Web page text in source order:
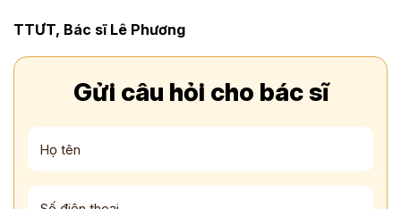
TTƯT, Bác sĩ Lê Phương
Gửi câu hỏi cho bác sĩ